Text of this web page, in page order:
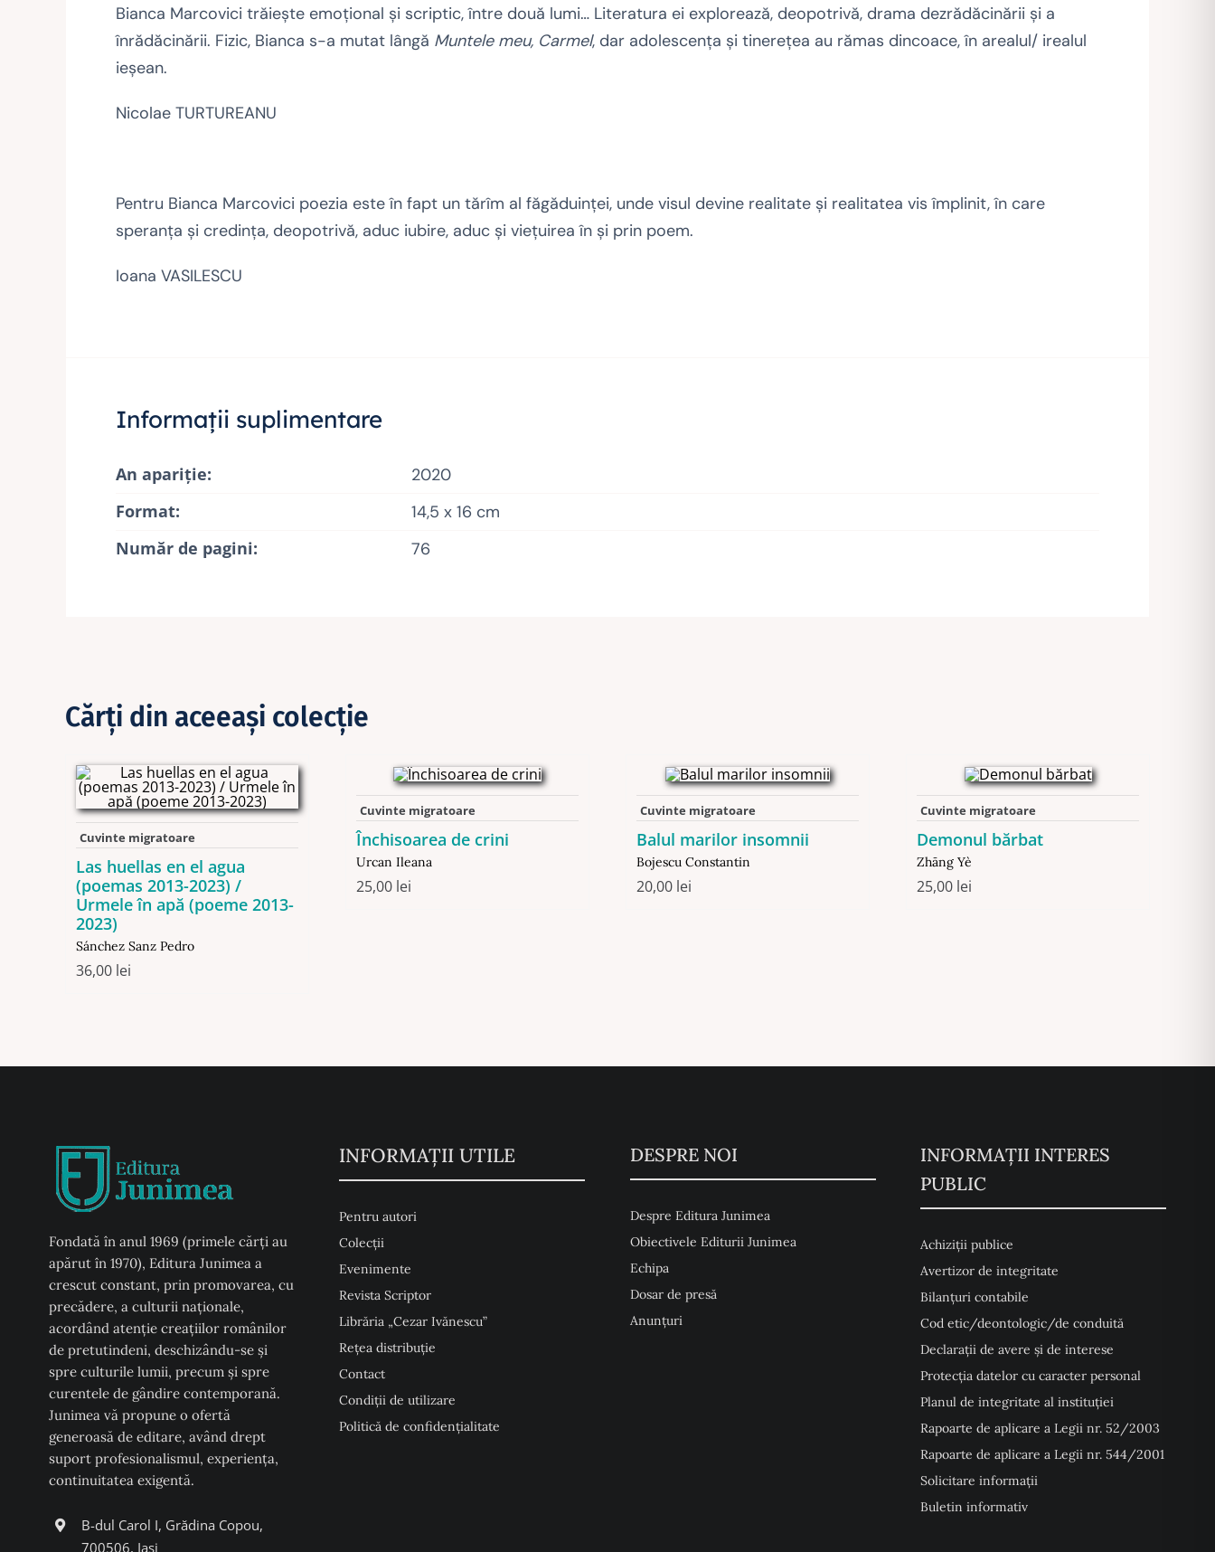
Bianca Marcovici trăiește emoțional și scriptic, între două lumi… Literatura ei explorează, deopotrivă, drama dezrădăcinării și a
înrădăcinării. Fizic, Bianca s-a mutat lângă Muntele meu, Carmel, dar adolescența și tinerețea au rămas dincoace, în arealul/ irealul
ieșean.
Nicolae TURTUREANU
Pentru Bianca Marcovici poezia este în fapt un tărîm al făgăduinței, unde visul devine realitate și realitatea vis împlinit, în care
speranța și credința, deopotrivă, aduc iubire, aduc și viețuirea în și prin poem.
Ioana VASILESCU
Informații suplimentare
An apariţie:
2020
Format:
14,5 x 16 cm
Număr de pagini:
76
Cărţi din aceeaşi colecţie
Cuvinte migratoare
Las huellas en el agua
(poemas 2013-2023) /
Urmele în apă (poeme 2013-
2023)
Sánchez Sanz Pedro
36,00 lei
Cuvinte migratoare
Închisoarea de crini
Urcan Ileana
25,00 lei
Cuvinte migratoare
Balul marilor insomnii
Bojescu Constantin
20,00 lei
Cuvinte migratoare
Demonul bărbat
Zhāng Yè
25,00 lei
Fondată în anul 1969 (primele cărți au
apărut în 1970), Editura Junimea a
crescut constant, prin promovarea, cu
precădere, a culturii naţionale,
acordând atenţie creaţiilor românilor
de pretutindeni, deschizându-se şi
spre culturile lumii, precum şi spre
curentele de gândire contemporană.
Junimea vă propune o ofertă
generoasă de editare, având drept
suport profesionalismul, experiența,
continuitatea exigentă.
B-dul Carol I, Grădina Copou,
700506, Iași
INFORMAŢII UTILE
Pentru autori
Colecţii
Evenimente
Revista Scriptor
Librăria „Cezar Ivănescu”
Rețea distribuție
Contact
Condiţii de utilizare
Politică de confidențialitate
DESPRE NOI
Despre Editura Junimea
Obiectivele Editurii Junimea
Echipa
Dosar de presă
Anunţuri
INFORMAȚII INTERES
PUBLIC
Achiziții publice
Avertizor de integritate
Bilanțuri contabile
Cod etic/deontologic/de conduită
Declarații de avere și de interese
Protecția datelor cu caracter personal
Planul de integritate al instituției
Rapoarte de aplicare a Legii nr. 52/2003
Rapoarte de aplicare a Legii nr. 544/2001
Solicitare informații
Buletin informativ